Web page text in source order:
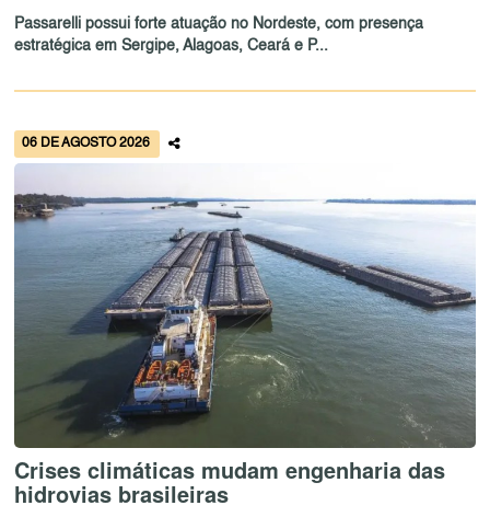
Passarelli possui forte atuação no Nordeste, com presença
estratégica em Sergipe, Alagoas, Ceará e P...
06 DE AGOSTO 2026
Crises climáticas mudam engenharia das
hidrovias brasileiras